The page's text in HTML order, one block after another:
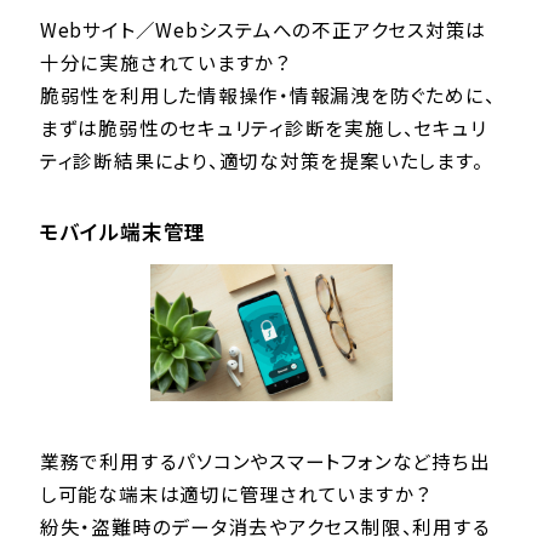
Webサイト／Webシステムへの不正アクセス対策は
十分に実施されていますか？
脆弱性を利用した情報操作・情報漏洩を防ぐために、
まずは脆弱性のセキュリティ診断を実施し、セキュリ
ティ診断結果により、適切な対策を提案いたします。
モバイル端末管理
業務で利用するパソコンやスマートフォンなど持ち出
し可能な端末は適切に管理されていますか？
紛失・盗難時のデータ消去やアクセス制限、利用する